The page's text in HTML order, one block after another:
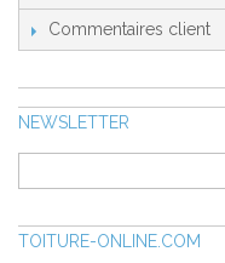
Commentaires client
NEWSLETTER
TOITURE-ONLINE.COM